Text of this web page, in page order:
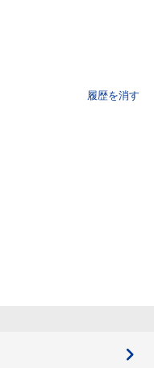
履歴を消す